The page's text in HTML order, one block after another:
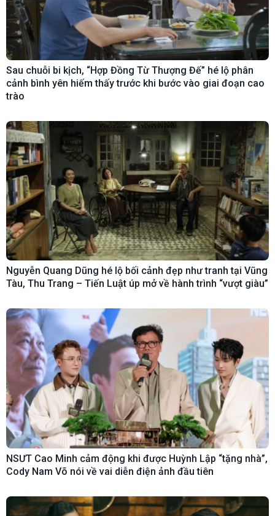
Sau chuỗi bi kịch, “Hợp Đồng Từ Thượng Đế” hé lộ phân
cảnh bình yên hiếm thấy trước khi bước vào giai đoạn cao
trào
Nguyễn Quang Dũng hé lộ bối cảnh đẹp như tranh tại Vũng
Tàu, Thu Trang – Tiến Luật úp mở về hành trình “vượt giàu”
NSƯT Cao Minh cảm động khi được Huỳnh Lập “tặng nhà”,
Cody Nam Võ nói về vai diễn điện ảnh đầu tiên